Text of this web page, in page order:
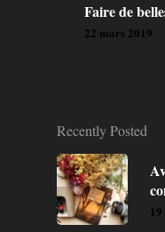
Faire de
22 mars 2019
Recently Posted